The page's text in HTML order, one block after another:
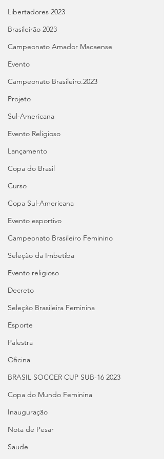
Libertadores 2023
Brasileirão 2023
Campeonato Amador Macaense
Evento
Campeonato Brasileiro.2023
Projeto
Sul-Americana
Evento Religioso
Lançamento
Copa do Brasil
Curso
Copa Sul-Americana
Evento esportivo
Campeonato Brasileiro Feminino
Seleção da Imbetiba
Evento religioso
Decreto
Seleção Brasileira Feminina
Esporte
Palestra
Oficina
BRASIL SOCCER CUP SUB-16 2023
Copa do Mundo Feminina
Inauguração
Nota de Pesar
Saude